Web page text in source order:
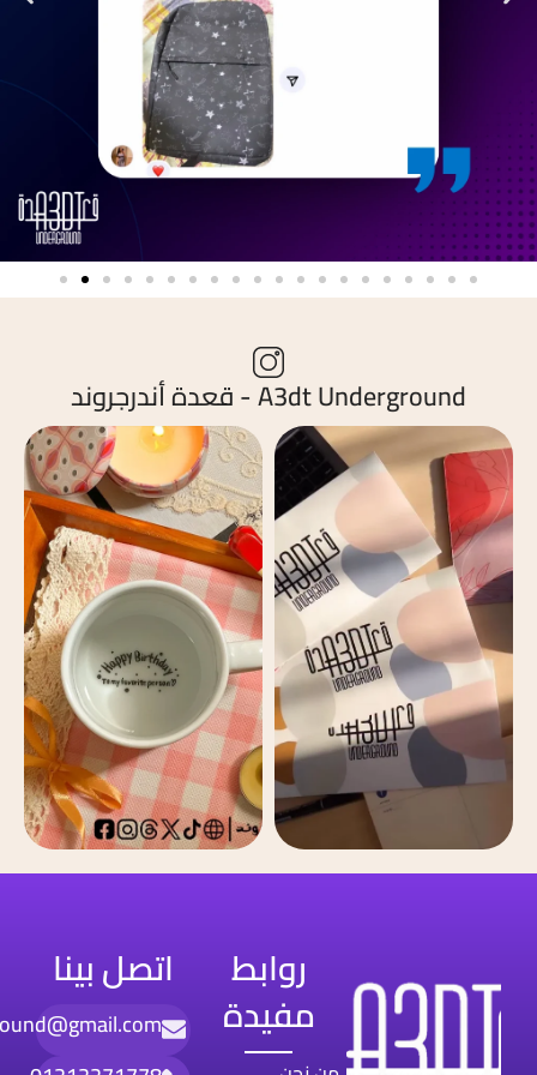
A3dt Underground - قعدة أندرجروند
روابط
مفيدة
اتصل بينا